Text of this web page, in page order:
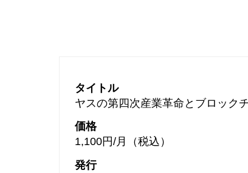
タイトル
ヤスの第四次産業革命とブロック
価格
1,100円/月（税込）
発行